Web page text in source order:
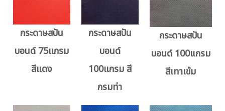
กระดาษสปัน
บอนด์ 75แกรม
สีแดง
กระดาษสปัน
บอนด์
100แกรม สี
กรมท่า
กระดาษสปัน
บอนด์ 100แกรม
สีเทาเข้ม